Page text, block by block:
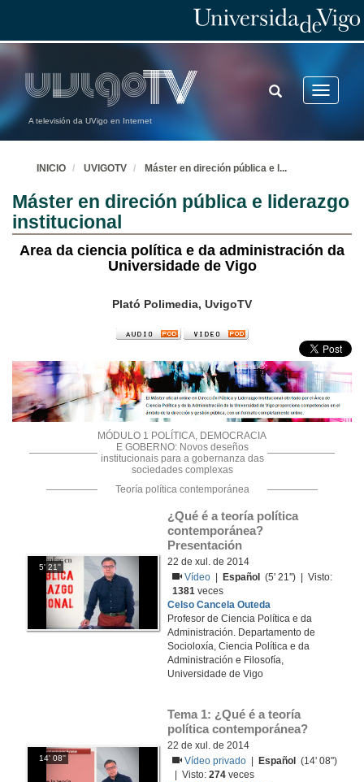
A televisión da UVigo en Internet
Toggle
TOGGLE
SEARCH
INICIO UVIGOTV Máster en direción pública e l ...
Máster en direción pública e liderazgo
institucional
Area da ciencia política e da administración da
Universidade de Vigo
Plató Polimedia, UvigoTV
MÓDULO 1 POLÍTICA, DEMOCRACIA
E GOBERNO: Novos deseños
institucionais para a gobernanza das
sociedades complexas
Teoría política contemporánea
5' 21''
¿Qué é a teoría política
contemporánea?
Presentación
22 de xul. de 2014
Vídeo
Español
(5' 21'') | Visto:
1381 veces
Celso Cancela Outeda
Profesor de Ciencia Política e da
Administración. Departamento de
Socioloxía, Ciencia Política e da
Administración e Filosofía,
Universidade de Vigo
14' 08''
Tema 1: ¿Qué é a teoría
política contemporánea?
22 de xul. de 2014
Vídeo privado
Español
(14' 08'')
| Visto:274 veces